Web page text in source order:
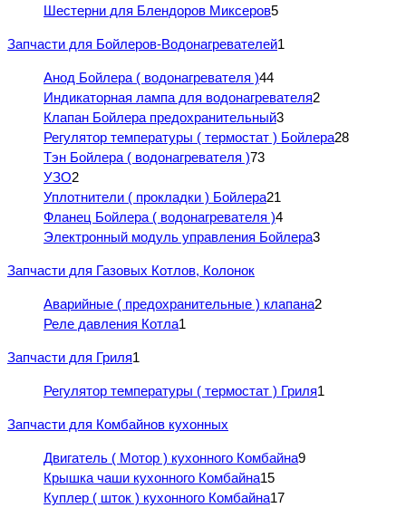
Шестерни для Блендоров Миксеров5
Запчасти для Бойлеров-Водонагревателей1
Анод Бойлера ( водонагревателя )44
Индикаторная лампа для водонагревателя2
Клапан Бойлера предохранительный3
Регулятор температуры ( термостат ) Бойлера28
Тэн Бойлера ( водонагревателя )73
УЗО2
Уплотнители ( прокладки ) Бойлера21
Фланец Бойлера ( водонагревателя )4
Электронный модуль управления Бойлера3
Запчасти для Газовых Котлов, Колонок
Аварийные ( предохранительные ) клапана2
Реле давления Котла1
Запчасти для Гриля1
Регулятор температуры ( термостат ) Гриля1
Запчасти для Комбайнов кухонных
Двигатель ( Мотор ) кухонного Комбайна9
Крышка чаши кухонного Комбайна15
Куплер ( шток ) кухонного Комбайна17